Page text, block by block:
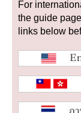
中古
WEB限
For
the guide
links below